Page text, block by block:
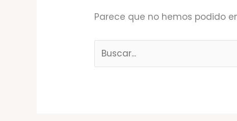
Parece que no hemos podido